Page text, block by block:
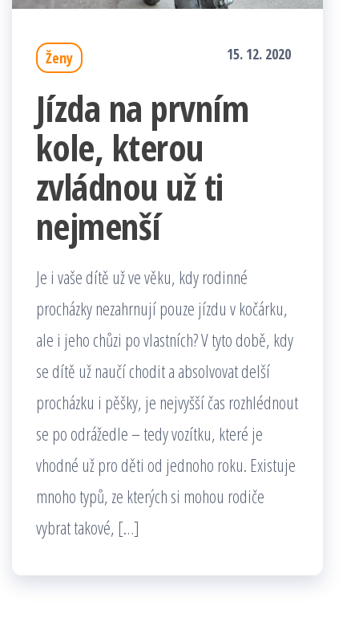
Ženy 15. 12. 2020
Jízda na prvním
kole, kterou
zvládnou už ti
nejmenší
Je i vaše dítě už ve věku, kdy rodinné
procházky nezahrnují pouze jízdu v kočárku,
ale i jeho chůzi po vlastních? V tyto době, kdy
se dítě už naučí chodit a absolvovat delší
procházku i pěšky, je nejvyšší čas rozhlédnout
se po odrážedle – tedy vozítku, které je
vhodné už pro děti od jednoho roku. Existuje
mnoho typů, ze kterých si mohou rodiče
vybrat takové, […]